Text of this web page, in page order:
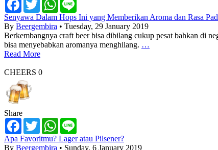
Senyawa Dalam Hops Ini yang Memberikan Aroma dan Rasa
By Beergembira • Tuesday, 29 January 2019
Berkembangnya craft beer bisa dibilang cukup pesat bahkan di
bisa menyebabkan aromanya menghilang. …
Read More
CHEERS 0
Share
FacebookTwitterWhatsApp
Apa Favoritmu? Lager atau Pilsener?
By Beergembira • Sunday, 6 January 2019